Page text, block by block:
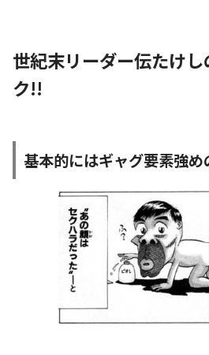
世紀末リーダー伝たけ
ク!!
基本的にはギャグ要素強